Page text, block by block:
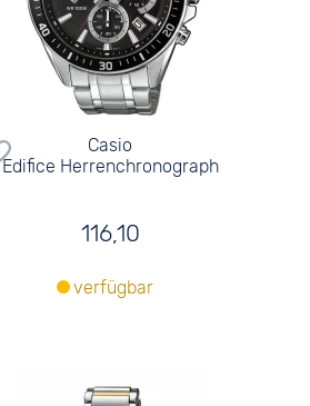
Casio
Edifice Herrenchronograph
116,10
verfügbar